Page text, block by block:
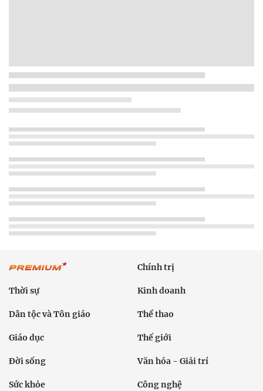
Chính trị
Thời sự Kinh doanh
Dân tộc và Tôn giáo Thể thao
Giáo dục Thế giới
Đời sống Văn hóa - Giải trí
Sức khỏe Công nghệ